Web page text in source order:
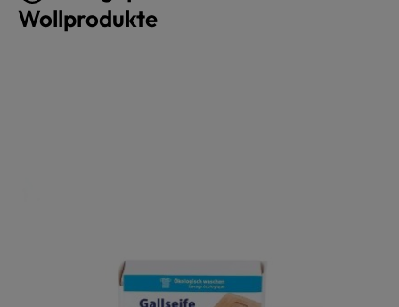
Wollprodukte